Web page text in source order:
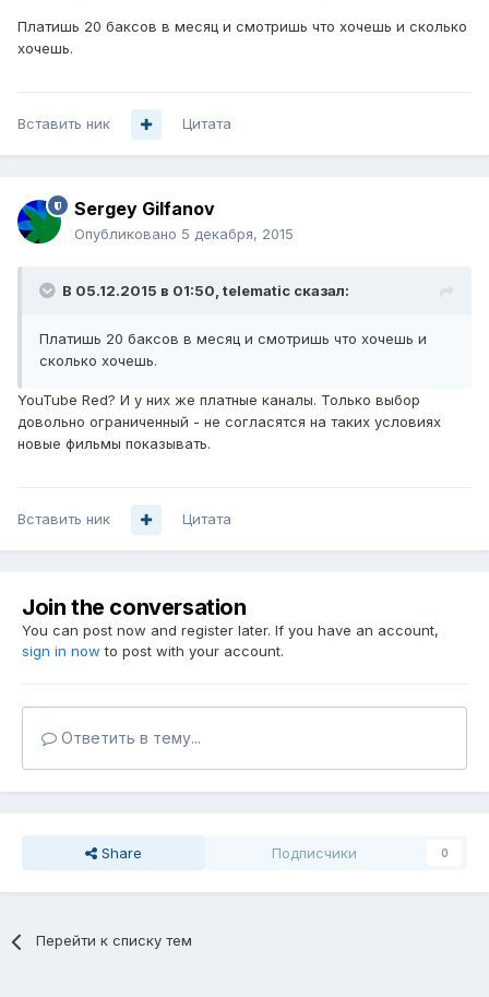
Платишь 20 баксов в месяц и смотришь что хочешь и сколько
хочешь.
Вставить ник Цитата
Sergey Gilfanov
Опубликовано 5 декабря, 2015
В 05.12.2015 в 01:50, telematic сказал:
Платишь 20 баксов в месяц и смотришь что хочешь и
сколько хочешь.
YouTube Red? И у них же платные каналы. Только выбор
довольно ограниченный - не согласятся на таких условиях
новые фильмы показывать.
Вставить ник Цитата
Join the conversation
You can post now and register later. If you have an account,
sign in now to post with your account.
Ответить в тему...
Share Подписчики 0
Перейти к списку тем